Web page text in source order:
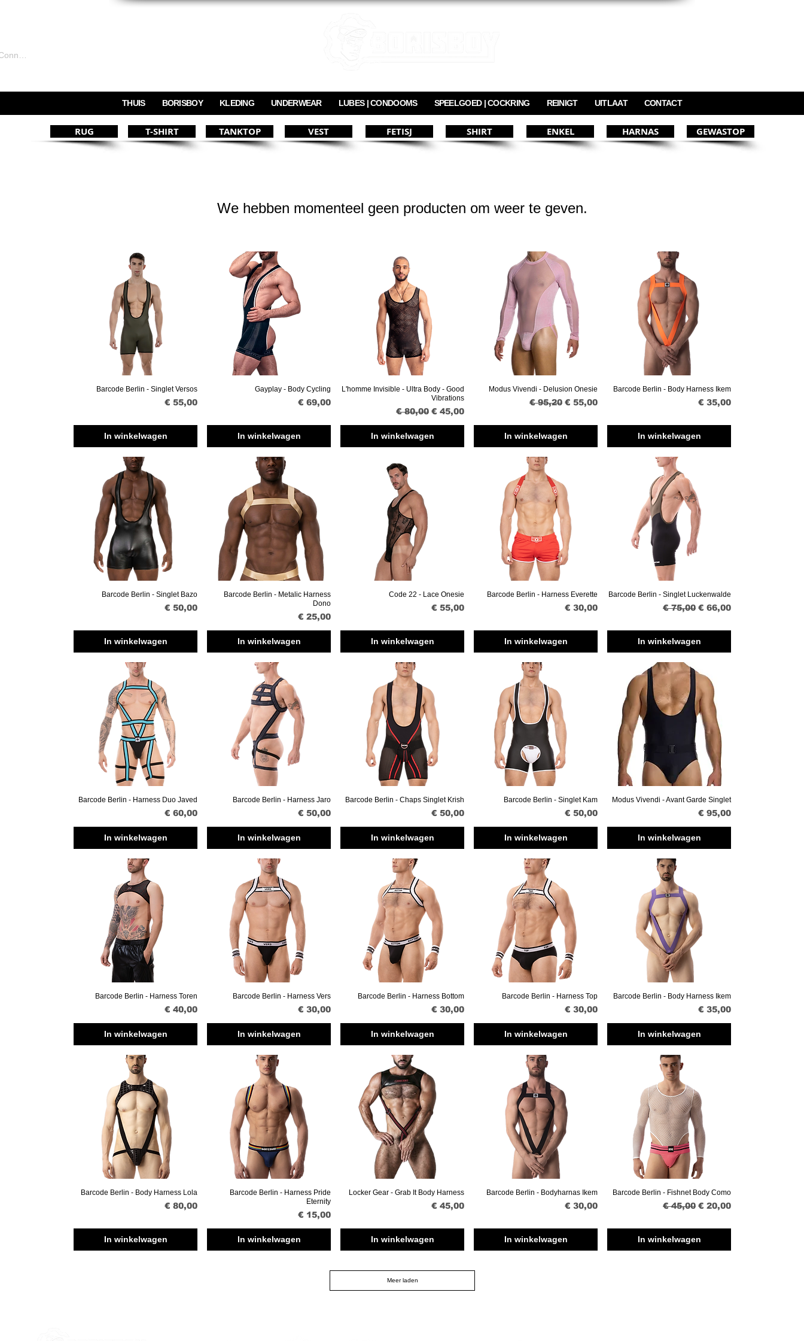
THUIS BORISBOY KLEDING UNDERWEAR LUBES | CONDOOMS SPEELGOED | COCKRING REINIGT UITLAAT CONTACT
RUG T-SHIRT TANKTOP VEST FETISJ SHIRT ENKEL HARNAS GEWASTOP
We hebben momenteel geen producten om weer te geven.
Snel overzicht
Barcode Berlin - Singlet Versos
Prijs
€ 55,00
In winkelwagen
Snel overzicht
Gayplay - Body Cycling
Prijs
€ 69,00
In winkelwagen
Snel overzicht
L'homme Invisible - Ultra Body - Good
Vibrations
Normale prijs
€ 80,00 Verkoopprijs
€ 45,00
In winkelwagen
Snel overzicht
Modus Vivendi - Delusion Onesie
Normale prijs
€ 95,20 Verkoopprijs
€ 55,00
In winkelwagen
Snel overzicht
Barcode Berlin - Body Harness Ikem
Prijs
€ 35,00
In winkelwagen
Snel overzicht
Barcode Berlin - Singlet Bazo
Prijs
€ 50,00
In winkelwagen
Snel overzicht
Barcode Berlin - Metalic Harness
Dono
Prijs
€ 25,00
In winkelwagen
Snel overzicht
Code 22 - Lace Onesie
Prijs
€ 55,00
In winkelwagen
Snel overzicht
Barcode Berlin - Harness Everette
Prijs
€ 30,00
In winkelwagen
Snel overzicht
Barcode Berlin - Singlet Luckenwalde
Normale prijs
€ 75,00 Verkoopprijs
€ 66,00
In winkelwagen
Snel overzicht
Barcode Berlin - Harness Duo Javed
Prijs
€ 60,00
In winkelwagen
Snel overzicht
Barcode Berlin - Harness Jaro
Prijs
€ 50,00
In winkelwagen
Snel overzicht
Barcode Berlin - Chaps Singlet Krish
Prijs
€ 50,00
In winkelwagen
Snel overzicht
Barcode Berlin - Singlet Kam
Prijs
€ 50,00
In winkelwagen
Snel overzicht
Modus Vivendi - Avant Garde Singlet
Prijs
€ 95,00
In winkelwagen
Snel overzicht
Barcode Berlin - Harness Toren
Prijs
€ 40,00
In winkelwagen
Snel overzicht
Barcode Berlin - Harness Vers
Prijs
€ 30,00
In winkelwagen
Snel overzicht
Barcode Berlin - Harness Bottom
Prijs
€ 30,00
In winkelwagen
Snel overzicht
Barcode Berlin - Harness Top
Prijs
€ 30,00
In winkelwagen
Snel overzicht
Barcode Berlin - Body Harness Ikem
Prijs
€ 35,00
In winkelwagen
Snel overzicht
Barcode Berlin - Body Harness Lola
Prijs
€ 80,00
In winkelwagen
Snel overzicht
Barcode Berlin - Harness Pride
Eternity
Prijs
€ 15,00
In winkelwagen
Snel overzicht
Locker Gear - Grab It Body Harness
Prijs
€ 45,00
In winkelwagen
Snel overzicht
Barcode Berlin - Bodyharnas Ikem
Prijs
€ 30,00
In winkelwagen
Snel overzicht
Barcode Berlin - Fishnet Body Como
Normale prijs
€ 45,00 Verkoopprijs
€ 20,00
In winkelwagen
Meer laden